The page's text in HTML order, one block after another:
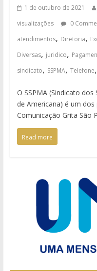
1 de outubro de 2021
visualizações
0
atendimentos, Diretoria,
Diversas, juridico,
sindicato, SSPMA, Telefone,
O SSPMA (Sindicato
de Americana) é um
Comunicação Grita São
Read more